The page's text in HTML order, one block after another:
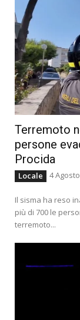
Terremoto
persone
Procida
Locale 4
Il sisma ha reso
più di 700 le
terremoto...